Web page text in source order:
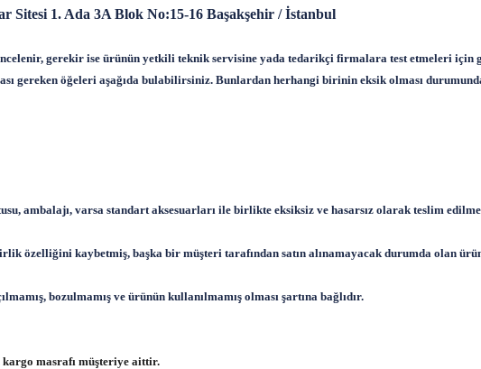
Sitesi 1. Ada 3A Blok No:15-16 Başakşehir / İstanbul
gerekir ise ürünün yetkili teknik servisine yada tedarikçi firmalara test etmeleri için
gereken öğeleri aşağıda bulabilirsiniz. Bunlardan herhangi birinin eksik olması
ambalajı, varsa standart aksesuarları ile birlikte eksiksiz ve hasarsız olarak teslim
özelliğini kaybetmiş, başka bir müşteri tarafından satın alınamayacak durumda olan
bozulmamış ve ürünün kullanılmamış olması şartına bağlıdır.
masrafı müşteriye aittir.